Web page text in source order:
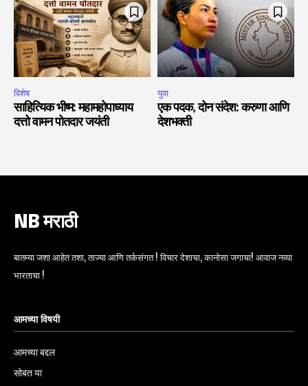
विशेष
साहित्यिक भीष्म: महामहोपाध्याय
दत्तो वामन पोतदार जयंती
युवा
एक पदक, दोन संदेश: करुणा आणि
देशभक्ती
NB मराठी
बातम्या जशा आहेत तशा, ताज्या आणि तर्कसंगत ! विचार देशाचा, कानोसा जगाचा! आवाज नव्या
भारताचा !
आमच्या विषयी
आमच्या बद्दल
सोबत या